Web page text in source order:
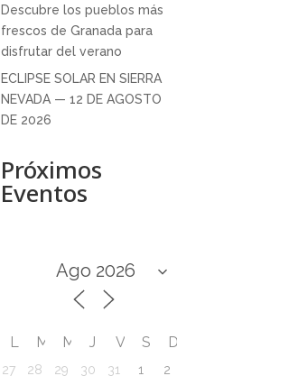
Descubre los pueblos más
frescos de Granada para
disfrutar del verano
ECLIPSE SOLAR EN SIERRA
NEVADA — 12 DE AGOSTO
DE 2026
Próximos
Eventos
L M M J V S D
27 28 29 30 31 1
2